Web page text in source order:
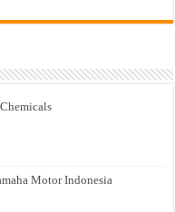
Motor Indonesia